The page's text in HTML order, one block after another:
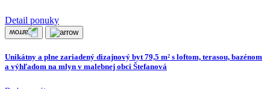
Detail ponuky
Unikátny a plne zariadený dizajnový byt 79,5 m² s loftom, terasou, bazénom
a výhľadom na mlyn v malebnej obci Štefanová